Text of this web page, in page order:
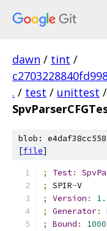
dawn / tint /
. / test / unittest /
blob:
[file]
; Test:
;
SPIR-V
;
Version :
;
Generator:
;
Bound :
1000